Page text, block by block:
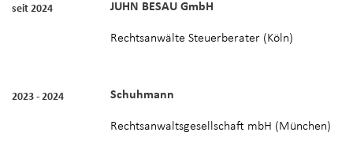
seit 2024 JUHN BESAU GmbH
Rechtsanwälte Steuerberater (Köln)
2023 - 2024 Schuhmann
Rechtsanwaltsgesellschaft mbH (München)